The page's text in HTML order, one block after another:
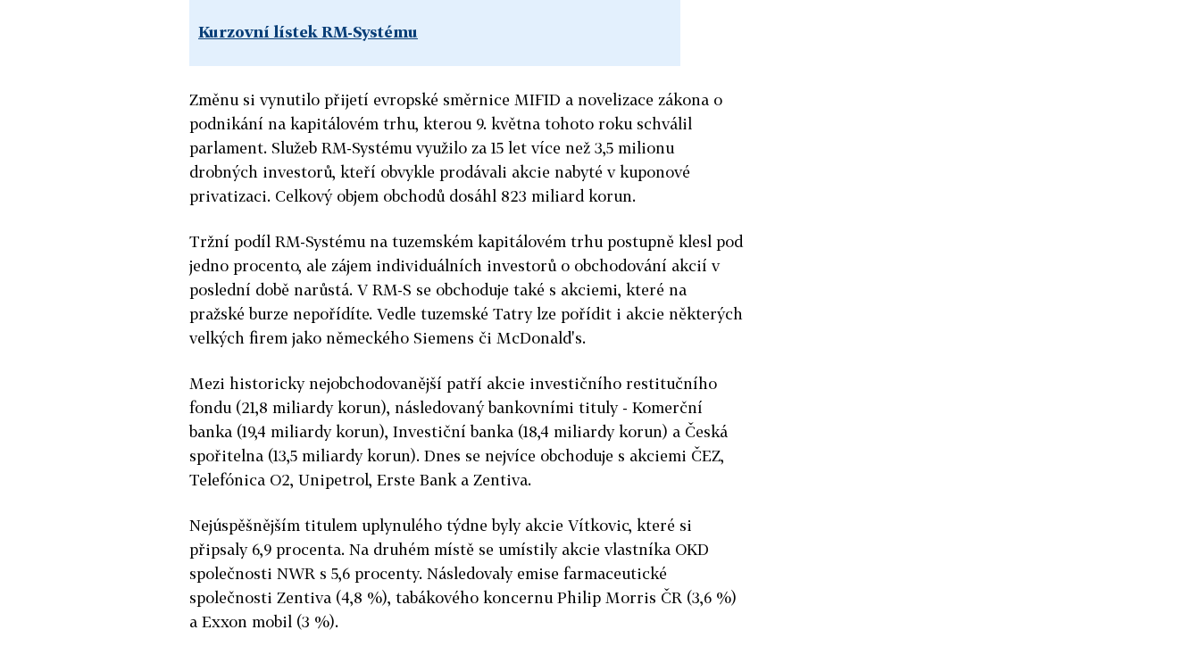
Kurzovní lístek RM-Systému
Změnu si vynutilo přijetí evropské směrnice MIFID a novelizace zákona o
podnikání na kapitálovém trhu, kterou 9. května tohoto roku schválil
parlament. Služeb RM-Systému využilo za 15 let více než 3,5 milionu
drobných investorů, kteří obvykle prodávali akcie nabyté v kuponové
privatizaci. Celkový objem obchodů dosáhl 823 miliard korun.
Tržní podíl RM-Systému na tuzemském kapitálovém trhu postupně klesl pod
jedno procento, ale zájem individuálních investorů o obchodování akcií v
poslední době narůstá. V RM-S se obchoduje také s akciemi, které na
pražské burze nepořídíte. Vedle tuzemské Tatry lze pořídit i akcie některých
velkých firem jako německého Siemens či McDonald's.
Mezi historicky nejobchodovanější patří akcie investičního restitučního
fondu (21,8 miliardy korun), následovaný bankovními tituly - Komerční
banka (19,4 miliardy korun), Investiční banka (18,4 miliardy korun) a Česká
spořitelna (13,5 miliardy korun). Dnes se nejvíce obchoduje s akciemi ČEZ,
Telefónica O2, Unipetrol, Erste Bank a Zentiva.
Nejúspěšnějším titulem uplynulého týdne byly akcie Vítkovic, které si
připsaly 6,9 procenta. Na druhém místě se umístily akcie vlastníka OKD
společnosti NWR s 5,6 procenty. Následovaly emise farmaceutické
společnosti Zentiva (4,8 %), tabákového koncernu Philip Morris ČR (3,6 %)
a Exxon mobil (3 %).